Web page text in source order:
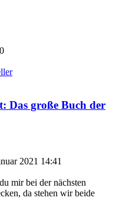
da stehen wir beide
Stundenlohn
nicht geben. Aber klar,
so freue ich mich
100% of crap is crap.
bullshit is an order of